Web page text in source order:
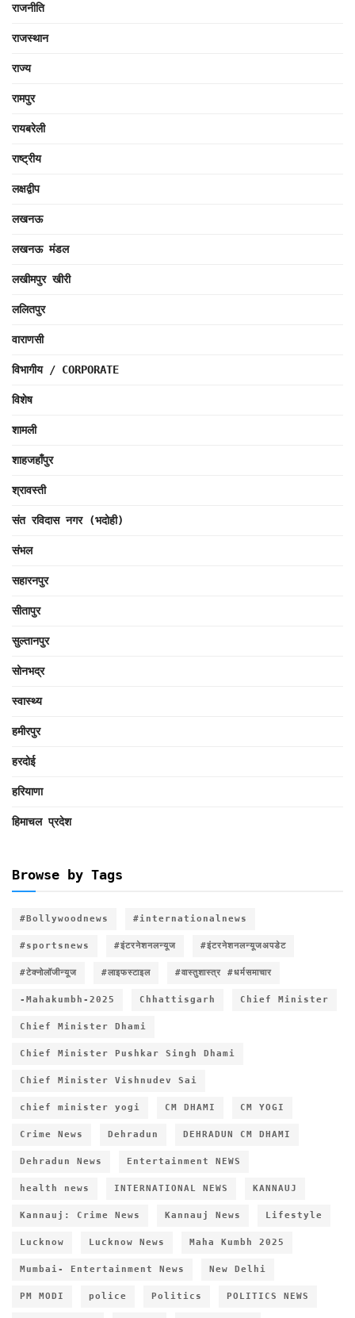
राजनीति
राजस्थान
राज्य
रामपुर
रायबरेली
राष्ट्रीय
लक्षद्वीप
लखनऊ
लखनऊ मंडल
लखीमपुर खीरी
ललितपुर
वाराणसी
विभागीय / CORPORATE
विशेष
शामली
शाहजहाँपुर
श्रावस्ती
संत रविदास नगर (भदोही)
संभल
सहारनपुर
सीतापुर
सुल्तानपुर
सोनभद्र
स्वास्थ्य
हमीरपुर
हरदोई
हरियाणा
हिमाचल प्रदेश
Browse by Tags
#Bollywoodnews #internationalnews
#sportsnews #इंटरनेशनलन्यूज #इंटरनेशनलन्यूजअपडेट
#टेक्नोलॉजीन्यूज #लाइफस्टाइल #वास्तुशास्त्र #धर्मसमाचार
-Mahakumbh-2025 Chhattisgarh Chief Minister
Chief Minister Dhami
Chief Minister Pushkar Singh Dhami
Chief Minister Vishnudev Sai
chief minister yogi CM DHAMI CM YOGI
Crime News Dehradun DEHRADUN CM DHAMI
Dehradun News Entertainment NEWS
health news INTERNATIONAL NEWS KANNAUJ
Kannauj: Crime News Kannauj News Lifestyle
Lucknow Lucknow News Maha Kumbh 2025
Mumbai- Entertainment News New Delhi
PM MODI police Politics POLITICS NEWS